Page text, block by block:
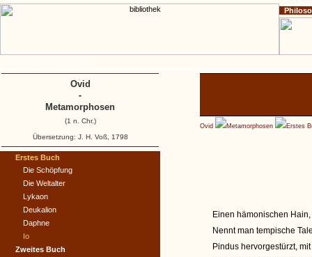
Ovid Metamorphosen Erstes
Einen hämonischen
Nennt man tempische
Pindus hervorgestürzt,
Erstes Buch
Die Schöpfung
Die Weltalter
Lykaon
Deukalion
Daphne
Io
Zweites Buch
Ovid
-
Metamorphosen
(1 n. Chr.)
Übersetzung: J. H. Voß, 1798